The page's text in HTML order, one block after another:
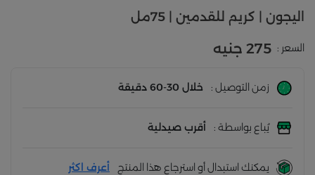
اليجون | كريم للقدمين | 75مل
السعر : 275 جنيه
زمن التوصيل : خلال 30-60 دقيقة
يُباع بواسطة : أقرب صيدلية
يمكنك استبدال أو استرجاع هذا المنتج أعرف اكثر